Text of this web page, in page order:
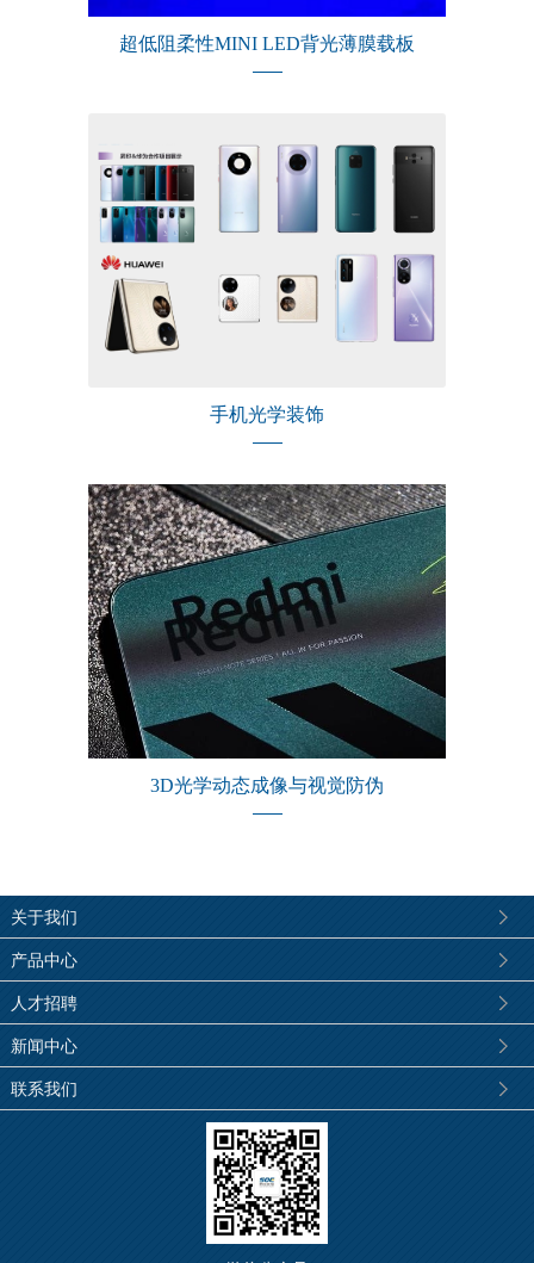
超低阻柔性MINI LED背光薄膜载板
手机光学装饰
3D光学动态成像与视觉防伪
关于我们
产品中心
人才招聘
新闻中心
联系我们